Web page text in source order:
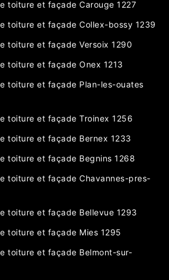
toiture et façade Carouge 1227
toiture et façade Collex-bossy 1239
toiture et façade Versoix 1290
toiture et façade Onex 1213
toiture et façade Plan-les-ouates
toiture et façade Troinex 1256
toiture et façade Bernex 1233
toiture et façade Begnins 1268
toiture et façade Chavannes-pres-
toiture et façade Bellevue 1293
toiture et façade Mies 1295
toiture et façade Belmont-sur-